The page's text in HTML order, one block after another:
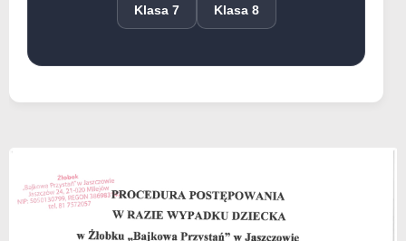
Klasa 7 Klasa 8